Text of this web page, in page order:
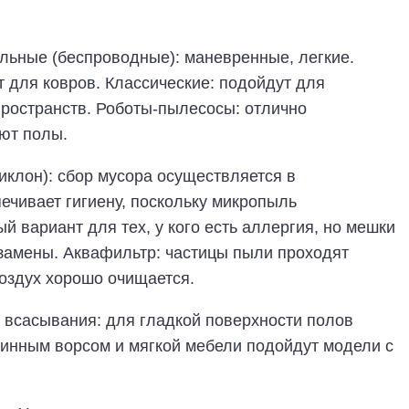
(беспроводные): маневренные, легкие.
ковров. Классические: подойдут для
Роботы-пылесосы: отлично
полы.
сбор мусора осуществляется в
гигиену, поскольку микропыль
вариант для тех, у кого есть аллергия, но мешки
Аквафильтр: частицы пыли проходят
хорошо очищается.
для гладкой поверхности полов
ворсом и мягкой мебели подойдут модели с